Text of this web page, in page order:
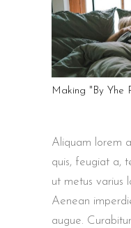
Making "By Yhe
Aliquam lorem
quis, feugiat a,
ut metus varius
Aenean
augue.